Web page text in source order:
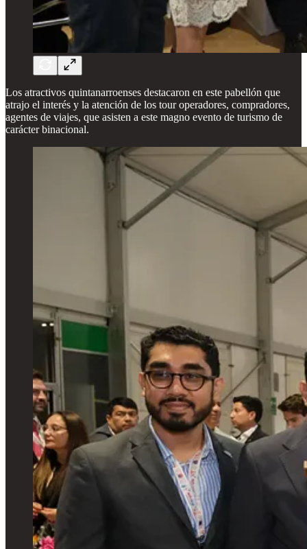
Los atractivos quintanarroenses destacaron en este pabellón que
atrajo el interés y la atención de los tour operadores, compradores,
agentes de viajes, que asisten a este magno evento de turismo de
carácter binacional.